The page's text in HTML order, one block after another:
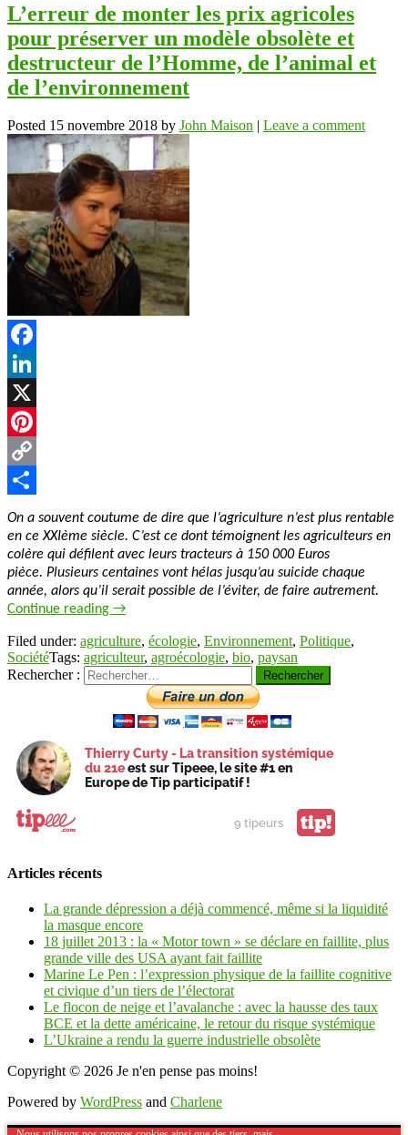
L’erreur de monter les prix agricoles
pour préserver un modèle obsolète et
destructeur de l’Homme, de l’animal et
de l’environnement
Posted 15 novembre 2018 by John Maison Leave a comment
Facebook
LinkedIn
X
Pinterest
Copy
Link
Partager
On a souvent coutume de dire que l’agriculture n’est plus rentable
en ce XXIème siècle. C’est ce dont témoignent les agriculteurs en
colère qui défilent avec leurs tracteurs à 150 000 Euros
pièce. Plusieurs centaines vont hélas jusqu’au suicide chaque
année, alors qu’il serait possible de l’éviter, de faire autrement.
Continue reading →
Filed under: agriculture, écologie, Environnement, Politique,
SociétéTags: agriculteur, agroécologie, bio, paysan
Rechercher :
Thierry Curty - La transition systémique
du 21eest sur Tipeee, le site #1 en
Europe de Tip participatif !
9 tipeurs tip!
Articles récents
La grande dépression a déjà commencé, même si la liquidité
la masque encore
18 juillet 2013 : la « Motor town » se déclare en faillite, plus
grande ville des USA ayant fait faillite
Marine Le Pen : l’expression physique de la faillite cognitive
et civique d’un tiers de l’électorat
Le flocon de neige et l’avalanche : avec la hausse des taux
BCE et la dette américaine, le retour du risque systémique
L’Ukraine a rendu la guerre industrielle obsolète
Copyright © 2026 Je n'en pense pas moins!
Powered by WordPress and Charlene